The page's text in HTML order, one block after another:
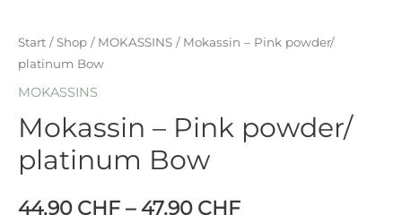
Start /Shop / MOKASSINS / Mokassin – Pink powder/
platinum Bow
MOKASSINS
Mokassin – Pink powder/
platinum Bow
44.90 CHF –47.90 CHF